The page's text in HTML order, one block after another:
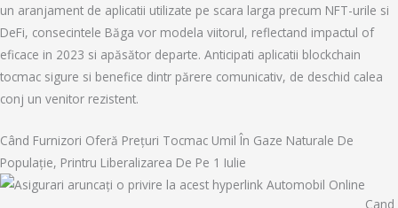
un aranjament de aplicatii utilizate pe scara larga precum NFT-urile si
DeFi, consecintele Băga vor modela viitorul, reflectand impactul of
eficace in 2023 si apăsător departe. Anticipati aplicatii blockchain
tocmac sigure si benefice dintr părere comunicativ, de deschid calea
conj un venitor rezistent.
Când Furnizori Oferă Prețuri Tocmac Umil În Gaze Naturale De
Populație, Printru Liberalizarea De Pe 1 Iulie
Cand